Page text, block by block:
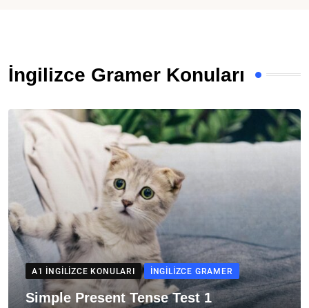
İngilizce Gramer Konuları
A1 İNGILIZCE KONULARI İNGILIZCE GRAMER
Simple Present Tense Test 1